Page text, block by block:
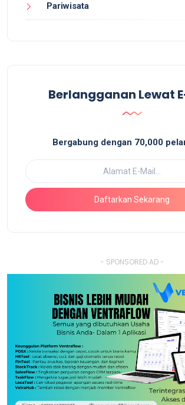
Pariwisata
Berlangganan Lewat
Bergabung dengan 70,000
Daftarkan Sekarang
- SPONSORED AD -